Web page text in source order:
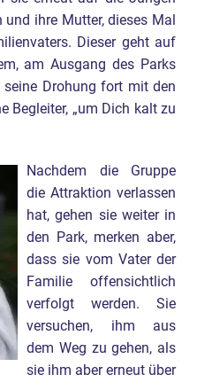
ihre Mutter, dieses Mal
Dieser geht auf
am Ausgang des Parks
Drohung fort mit den
Begleiter, „um Dich kalt zu
Nachdem die Gruppe
die Attraktion verlassen
hat, gehen sie weiter in
den Park, merken aber,
dass sie vom Vater der
Familie offensichtlich
verfolgt werden. Sie
versuchen, ihm aus
dem Weg zu gehen, als
sie ihm aber erneut über